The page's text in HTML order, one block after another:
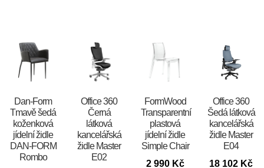
​​​​​Dan-Form
Tmavě šedá
koženková
jídelní židle
DAN-FORM
Rombo
Office 360
Černá
látková
kancelářská
židle Master
E02
FormWood
Transparentní
plastová
jídelní židle
Simple Chair
2 990 Kč
Office 360
Šedá látková
kancelářská
židle Master
E04
18 102 Kč